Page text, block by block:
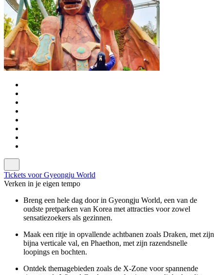
Tickets voor Gyeongju World
Verken in je eigen tempo
Breng een hele dag door in Gyeongju World, een van de
oudste pretparken van Korea met attracties voor zowel
sensatiezoekers als gezinnen.
Maak een ritje in opvallende achtbanen zoals Draken, met zijn
bijna verticale val, en Phaethon, met zijn razendsnelle
loopings en bochten.
Ontdek themagebieden zoals de X-Zone voor spannende